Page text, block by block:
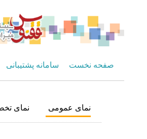
صفحه نخست سامانه پشتیبانی
نمای عمومی نمای